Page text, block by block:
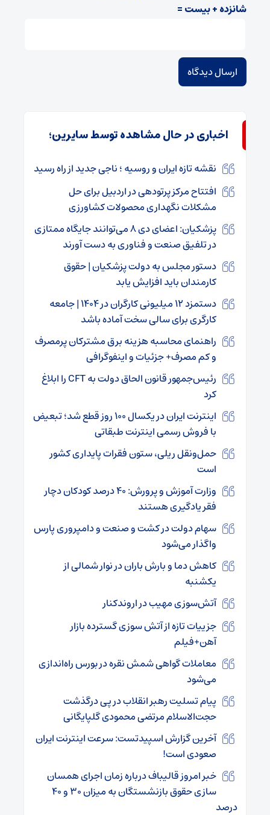
شانزده + بیست =
اخباری در حال مشاهده توسط سایرین؛
نقشه تازه ایران و روسیه ؛ ناجی جدید از راه رسید
افتتاح مرکز پرتودهی در اردبیل برای حل
مشکلات نگهداری محصولات کشاورزی
پزشکیان: اعضای دی ۸ می‌توانند جایگاه ممتازی
در تلفیق صنعت و فناوری به دست آورند
دستور مجلس به دولت پزشکیان | حقوق
کارمندان باید افزایش یابد
دستمزد ۱۲ میلیونی کارگران در ۱۴۰۴ | جامعه
کارگری برای سالی سخت آماده باشد
راهنمای محاسبه هزینه برق مشترکان پرمصرف
و کم مصرف+ جزئیات و اینفوگرافی
رئیس‌جمهور قانون الحاق دولت به CFT را ابلاغ
کرد
اینترنت ایران در یکسال ۱۰۰ روز قطع شد؛ تبعیض
با فروش رسمی اینترنت طبقاتی
حمل‌ونقل ریلی، ستون فقرات پایداری کشور
است
وزارت آموزش و پرورش: ۴۰ درصد کودکان دچار
فقر یادگیری هستند
سهام دولت در کشت و صنعت و دامپروری پارس
واگذار می‌شود
کاهش دما و بارش باران در نوار شمالی از
یکشنبه
آتش‌سوزی مهیب در اروندکنار
جزییات تازه از آتش سوزی گسترده بازار
آهن+فیلم
معاملات گواهی شمش نقره در بورس راه‌اندازی
می‌شود
پیام تسلیت رهبر انقلاب در پی درگذشت
حجت‌الاسلام مرتضی محمودی گلپایگانی
آخرین گزارش اسپیدتست: سرعت اینترنت ایران
صعودی است!
خبر امروز قالیباف درباره زمان اجرای همسان
سازی حقوق بازنشستگان به میزان ۳۰ و ۴۰
درصد